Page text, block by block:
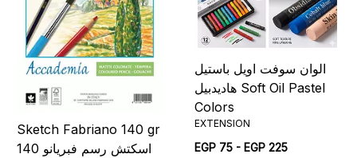
Sketch Fabriano 140 gr
اسكتش رسم فبريانو 140
الوان سوفت اويل باستيل
هاديدبيل Soft Oil Pastel
Colors
EXTENSION
EGP 75 - EGP 225